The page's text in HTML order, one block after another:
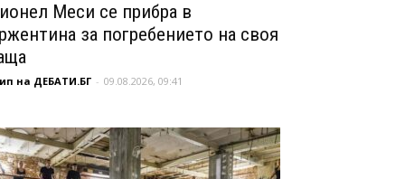
Меси се прибра в
за погребението на своя
на ДЕБАТИ.БГ - 09.08.2026, 09:41